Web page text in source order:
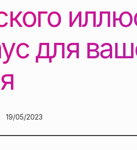
для
Posted
19/05/2023